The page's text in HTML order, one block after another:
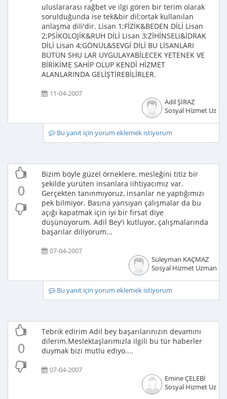
uluslararası rağbet ve ilgi gören bir terim olarak
sorulduğunda ise tek&bir dil;ortak kullanılan
anlaşma dili'dir. Lisan 1;FİZİK&BEDEN DİLİ Lisan
2;PSİKOLOJİK&RUH DİLİ Lisan 3;ZİHİNSELi&İDRAK
DİLİ Lisan 4;GÖNÜL&SEVGİ DİLİ BU LİSANLARI
BÜTÜN SHU LAR UYGULAYABİLECEK YETENEK VE
BİRİKİME SAHİP OLUP KENDİ HİZMET
ALANLARINDA GELİŞTİREBİLİRLER.
11-04-2007
Adil ŞİRAZ
Sosyal Hizmet
Bu yanıt için yorum eklemek istiyorum
0
Bizim böyle güzel örneklere, mesleğini titiz bir
şekilde yürüten insanlara iihtiyacımız var.
Gerçekten tanınmıyoruz, insanlar ne yaptığımızı
pek bilmiyor. Basına yansıyan çalışmalar da bu
açığı kapatmak için iyi bir fırsat diye
düşünüyorum. Adil Bey'i kutluyor, çalışmalarında
başarılar diliyorum...
07-04-2007
Süleyman KAÇMAZ
Sosyal Hizmet Uzmanı
Bu yanıt için yorum eklemek istiyorum
0
Tebrik edirim Adil bey başarılarınızın devamını
dilerim.Meslektaşlarımızla ilgili bu tür haberler
duymak bizi mutlu ediyo....
07-04-2007
Emine ÇELEBİ
Sosyal Hizmet